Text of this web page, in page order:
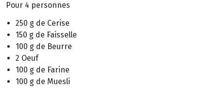
Pour 4 personnes
250 g de Cerise
150 g de Faisselle
100 g de Beurre
2 Oeuf
100 g de Farine
100 g de Muesli